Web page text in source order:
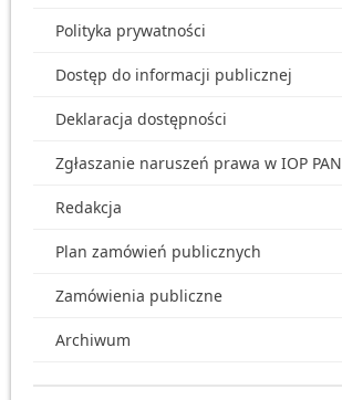
Polityka prywatności
Dostęp do informacji publicznej
Deklaracja dostępności
Zgłaszanie naruszeń prawa w IOP PAN
Redakcja
Plan zamówień publicznych
Zamówienia publiczne
Archiwum